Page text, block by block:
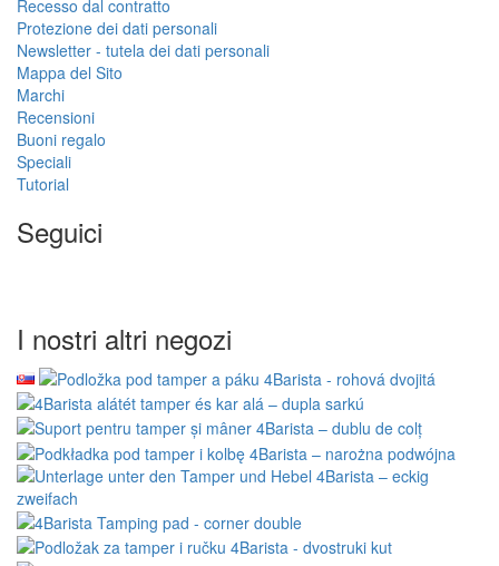
Recesso dal contratto
Protezione dei dati personali
Newsletter - tutela dei dati personali
Mappa del Sito
Marchi
Recensioni
Buoni regalo
Speciali
Tutorial
Seguici
I nostri altri negozi